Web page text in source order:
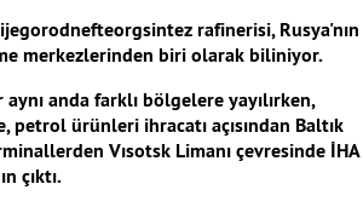
rafinerisi, Rusya'nın
merkezlerinden biri olarak biliniyor.
anda farklı bölgelere yayılırken,
petrol ürünleri ihracatı açısından Baltık
Vısotsk Limanı çevresinde İHA
çıktı.